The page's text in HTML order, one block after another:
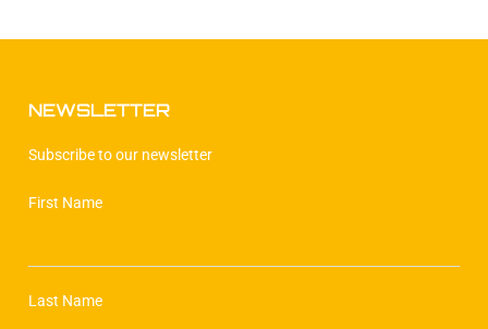
NEWSLETTER
Subscribe to our newsletter
First Name
Last Name